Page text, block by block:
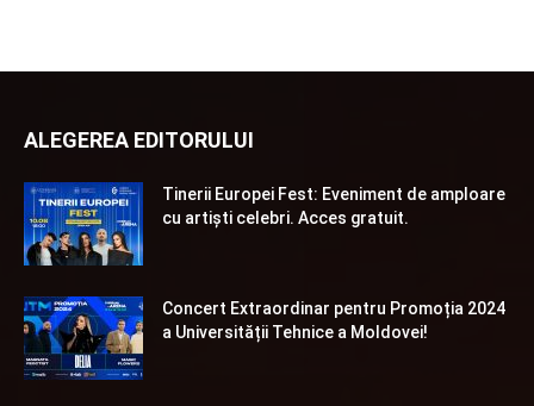
ALEGEREA EDITORULUI
Tinerii Europei Fest: Eveniment de amploare
cu artiști celebri. Acces gratuit.
Concert Extraordinar pentru Promoția 2024
a Universității Tehnice a Moldovei!